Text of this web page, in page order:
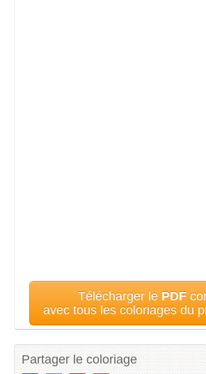
Télécharger le PDF
avec tous les coloriages du
Partager le coloriage